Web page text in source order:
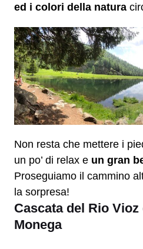
ed i colori della natura
Non resta che mettere i
un po’ di relax e un gran
Proseguiamo il cammino
la sorpresa!
Cascata del Rio Vioz
Monega